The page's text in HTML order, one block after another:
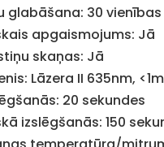
glabāšana: 30 vienības
apgaismojums: Jā
skaņas: Jā
Lāzera II 635nm,
20 sekundes
izslēgšanās: 150